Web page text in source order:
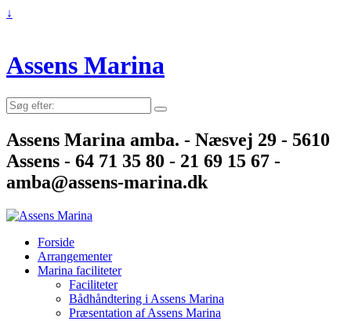
↓
Assens Marina
Søg
efter:
Assens Marina amba. - Næsvej 29 - 5610
Assens - 64 71 35 80 - 21 69 15 67 -
amba@assens-marina.dk
Forside
Arrangementer
Marina faciliteter
Faciliteter
Bådhåndtering i Assens Marina
Præsentation af Assens Marina